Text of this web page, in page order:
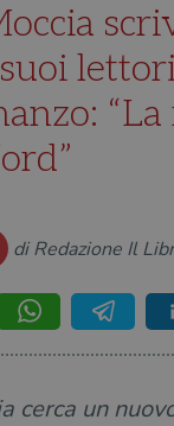
“La
di Redazione Il
cerca un